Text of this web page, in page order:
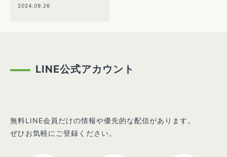
2024.09.26
LINE公式アカウント
無料LINE会員だけの情報や優先的な配信があります。
ぜひお気軽にご登録ください。